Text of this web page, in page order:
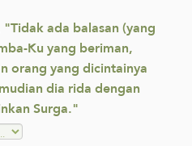
ada balasan (yang
Ku yang beriman,
orang yang dicintainya
dia rida dengan
Surga."